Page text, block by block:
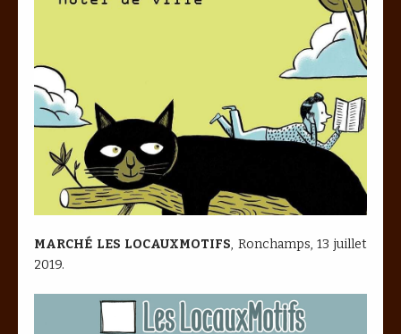
MARCHÉ LES LOCAUXMOTIFS, Ronchamps, 13 juillet
2019.